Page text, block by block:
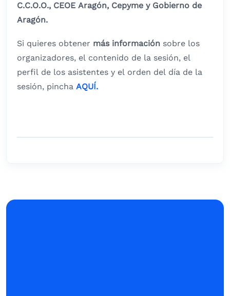
C.C.O.O., CEOE Aragón, Cepyme y Gobierno de
Aragón.
Si quieres obtener más información sobre los
organizadores, el contenido de la sesión, el
perfil de los asistentes y el orden del día de la
sesión, pincha AQUÍ.